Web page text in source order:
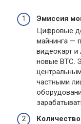
Эмиссия
Цифровые
майнинга —
видеокарт
новые BTC.
частными
Количество